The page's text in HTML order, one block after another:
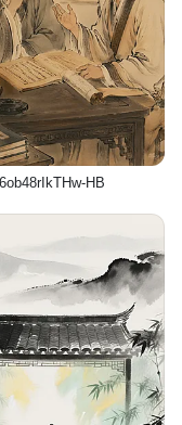
HB